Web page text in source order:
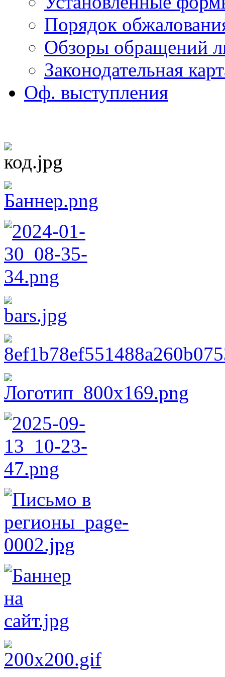
Порядок
Обзоры обращений
Законодательная
Оф. выступления